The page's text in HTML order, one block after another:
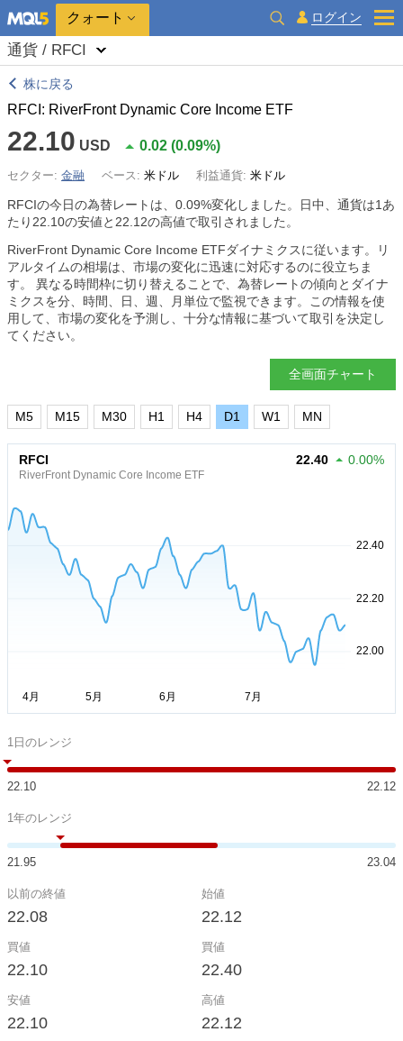
クォート ログイン
通貨 / RFCI
株に戻る
RFCI: RiverFront Dynamic Core Income ETF
22.10 USD 0.02 (0.09%)
セクター: 金融 ベース: 米ドル 利益通貨: 米ドル
RFCIの今日の為替レートは、 0.09%変化しました。日中、通貨は1あ
たり22.10の安値と22.12の高値で取引されました。
RiverFront Dynamic Core Income ETFダイナミクスに従います。リ
アルタイムの相場は、市場の変化に迅速に対応するのに役立ちま
す。 異なる時間枠に切り替えることで、為替レートの傾向とダイナ
ミクスを分、時間、日、週、月単位で監視できます。この情報を使
用して、市場の変化を予測し、十分な情報に基づいて取引を決定し
てください。
全画面チャート
M5 M15 M30 H1 H4 D1 W1 MN
RFCI
RiverFront Dynamic Core Income ETF
22.40 0.00%
1日のレンジ
22.10 22.12
1年のレンジ
21.95 23.04
以前の終値
22.08
始値
22.12
買値
22.10
買値
22.40
安値
22.10
高値
22.12